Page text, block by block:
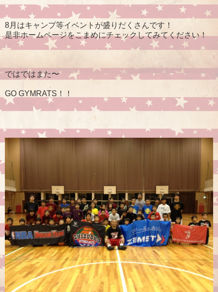
8月はキャンプ等イベントが盛りだくさんです！
是非ホームページをこまめにチェックしてみてください！
ではではまた〜
GO GYMRATS！！